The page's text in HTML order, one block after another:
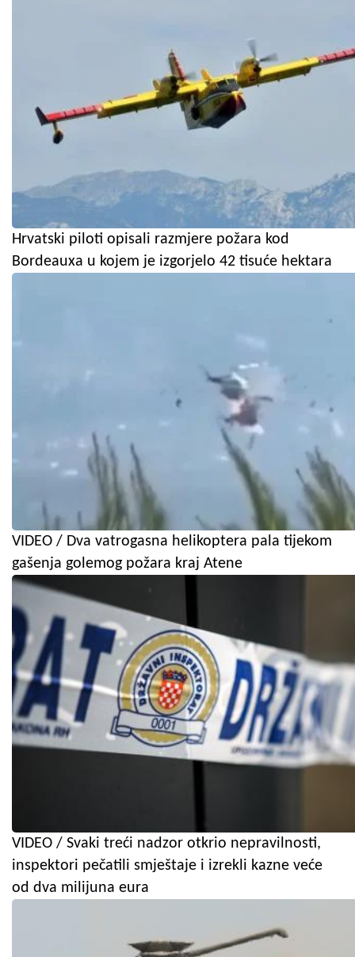
Hrvatski piloti opisali razmjere požara kod
Bordeauxa u kojem je izgorjelo 42 tisuće hektara
VIDEO / Dva vatrogasna helikoptera pala tijekom
gašenja golemog požara kraj Atene
VIDEO / Svaki treći nadzor otkrio nepravilnosti,
inspektori pečatili smještaje i izrekli kazne veće
od dva milijuna eura